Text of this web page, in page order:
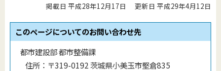
掲載日 平成28年12月17日 更新日 平成29年4月12日
このページについてのお問い合わせ先
都市建設部 都市整備課
住所： 〒319-0192 茨城県小美玉市堅倉835